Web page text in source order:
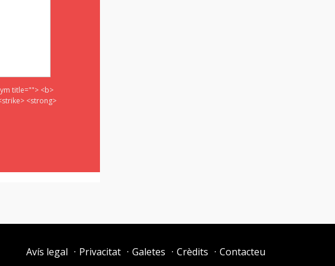
title=""> <b>
<strong>
Avís legal Privacitat Galetes Crèdits Contacteu